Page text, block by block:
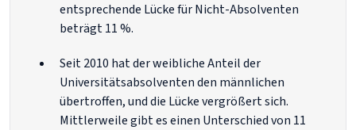
entsprechende Lücke für Nicht-Absolventen
beträgt 11 %.
Seit 2010 hat der weibliche Anteil der
Universitätsabsolventen den männlichen
übertroffen, und die Lücke vergrößert sich.
Mittlerweile gibt es einen Unterschied von 11